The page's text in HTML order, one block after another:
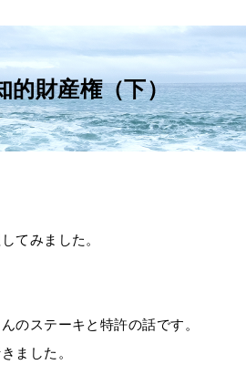
的財産権（下）
てみました。
のステーキと特許の話です。
ました。